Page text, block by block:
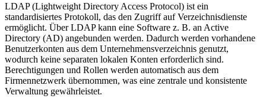
LDAP (Lightweight Directory Access Protocol) ist ein
standardisiertes Protokoll, das den Zugriff auf Verzeichnisdienste
ermöglicht. Über LDAP kann eine Software z. B. an Active
Directory (AD) angebunden werden. Dadurch werden vorhandene
Benutzerkonten aus dem Unternehmensverzeichnis genutzt,
wodurch keine separaten lokalen Konten erforderlich sind.
Berechtigungen und Rollen werden automatisch aus dem
Firmennetzwerk übernommen, was eine zentrale und konsistente
Verwaltung gewährleistet.